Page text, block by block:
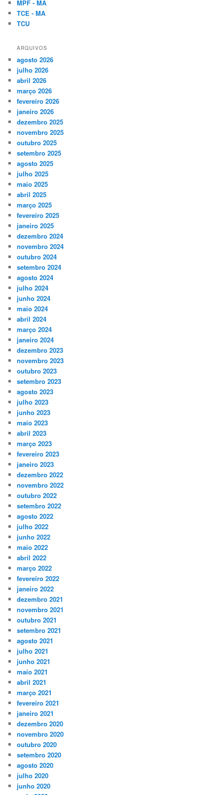
MPF - MA
TCE - MA
TCU
ARQUIVOS
agosto 2026
julho 2026
abril 2026
março 2026
fevereiro 2026
janeiro 2026
dezembro 2025
novembro 2025
outubro 2025
setembro 2025
agosto 2025
julho 2025
maio 2025
abril 2025
março 2025
fevereiro 2025
janeiro 2025
dezembro 2024
novembro 2024
outubro 2024
setembro 2024
agosto 2024
julho 2024
junho 2024
maio 2024
abril 2024
março 2024
janeiro 2024
dezembro 2023
novembro 2023
outubro 2023
setembro 2023
agosto 2023
julho 2023
junho 2023
maio 2023
abril 2023
março 2023
fevereiro 2023
janeiro 2023
dezembro 2022
novembro 2022
outubro 2022
setembro 2022
agosto 2022
julho 2022
junho 2022
maio 2022
abril 2022
março 2022
fevereiro 2022
janeiro 2022
dezembro 2021
novembro 2021
outubro 2021
setembro 2021
agosto 2021
julho 2021
junho 2021
maio 2021
abril 2021
março 2021
fevereiro 2021
janeiro 2021
dezembro 2020
novembro 2020
outubro 2020
setembro 2020
agosto 2020
julho 2020
junho 2020